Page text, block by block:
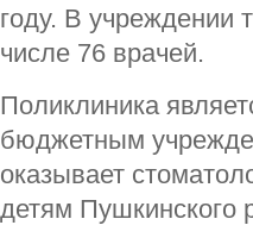
году. В учреждении
числе 76 врачей.
Поликлиника
бюджетным
оказывает
детям Пушкинского